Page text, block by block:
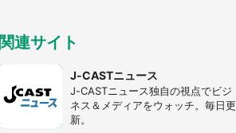
とお願いしたら...」 体験談に8万
「ゾワゾワする」「本当に気持ち悪
い」 道端でバグっちゃってた〝野
生の野菜〟に6.5万人戦慄
「○○がない街に住んでいます」住
関連サイト
J-CASTニュース
J-CASTニュース独自の視点でビジ
ネス＆メディアをウォッチ。毎日更
新。